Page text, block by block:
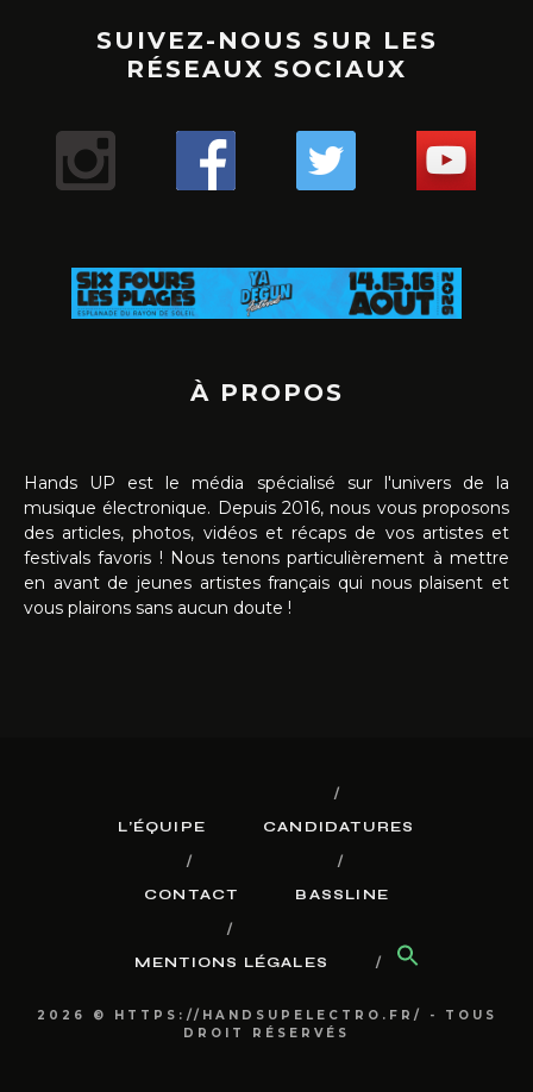
SUIVEZ-NOUS SUR LES
RÉSEAUX SOCIAUX
À PROPOS
Hands UP est le média spécialisé sur l'univers de la
musique électronique. Depuis 2016, nous vous proposons
des articles, photos, vidéos et récaps de vos artistes et
festivals favoris ! Nous tenons particulièrement à mettre
en avant de jeunes artistes français qui nous plaisent et
vous plairons sans aucun doute !
L’ÉQUIPE CANDIDATURES
CONTACT BASSLINE
MENTIONS LÉGALES
2026 © HTTPS://HANDSUPELECTRO.FR/ - TOUS
DROIT RÉSERVÉS